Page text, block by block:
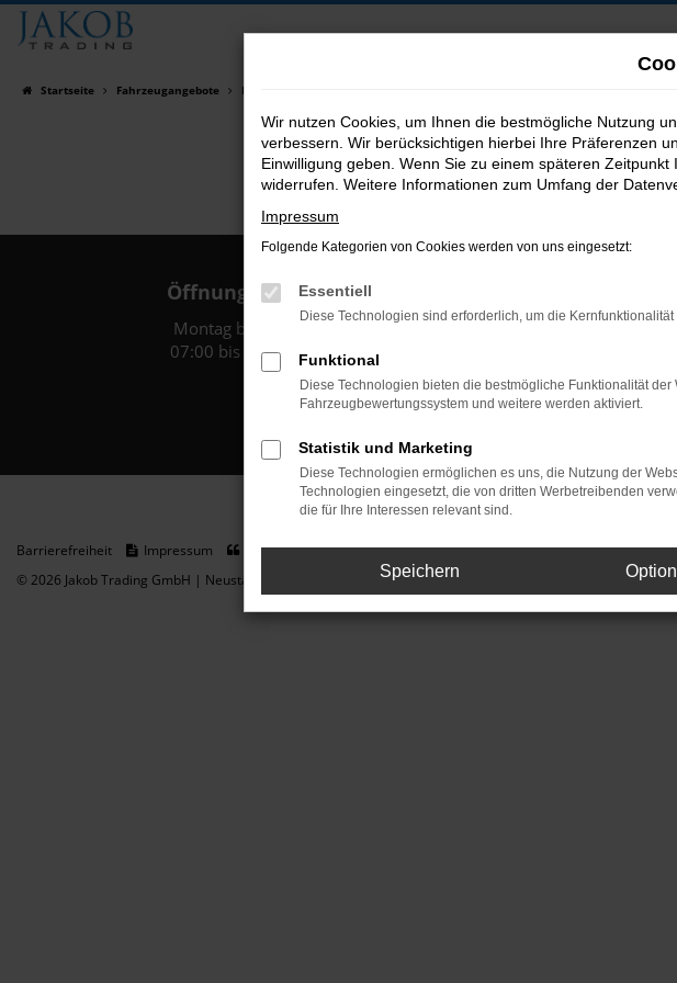
Zum
Hauptinhalt
Startseite Fahrzeugangebote Fahrzeugsuche
Öffnungszeiten:
Montag bis Freitag:
07:00 bis 18:00 Uhr
D-
Barrierefreiheit Impressum Datenschutz
Cookie Einstellungen
© 2026 Jakob Trading GmbH | Neustädter Straße 1 | DE-08223 Neustadt/Vogtland | fj@jakob-trading.com
Wir nutzen Cookies, um Ihnen die bestmögliche Nutzung
verbessern. Wir berücksichtigen hierbei Ihre Präferenzen
Einwilligung geben. Wenn Sie zu einem späteren
widerrufen. Weitere Informationen zum Umfang der
Impressum
Folgende Kategorien von Cookies werden von uns eingesetzt:
Essentiell
Diese Technologien sind erforderlich, um die
Funktional
Diese Technologien bieten die bestmögliche Funktionalität
Fahrzeugbewertungssystem und weitere werden aktiviert.
Statistik und Marketing
Diese Technologien ermöglichen es uns, die Nutzung der
Technologien eingesetzt, die von dritten Werbetreibenden
die für Ihre Interessen relevant sind.
Speichern